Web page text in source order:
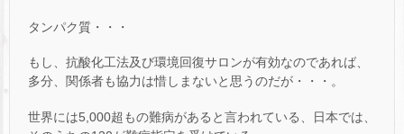
タンパク質・・・
もし、抗酸化工法及び環境回復サロンが有効なのであれば、
多分、関係者も協力は惜しまないと思うのだが・・・。
世界には5,000超もの難病があると言われている、日本では、